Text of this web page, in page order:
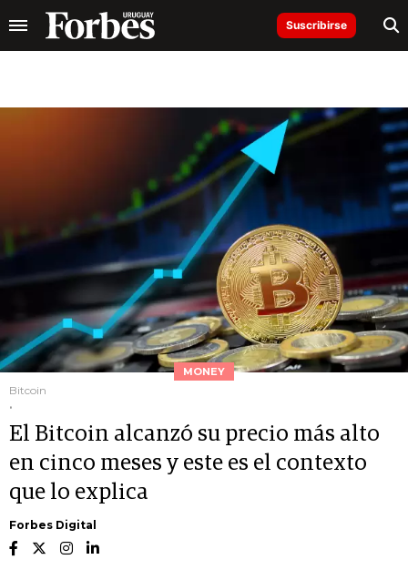
Suscribirse
MONEY
Bitcoin
.
El Bitcoin alcanzó su precio más alto
en cinco meses y este es el contexto
que lo explica
Forbes Digital